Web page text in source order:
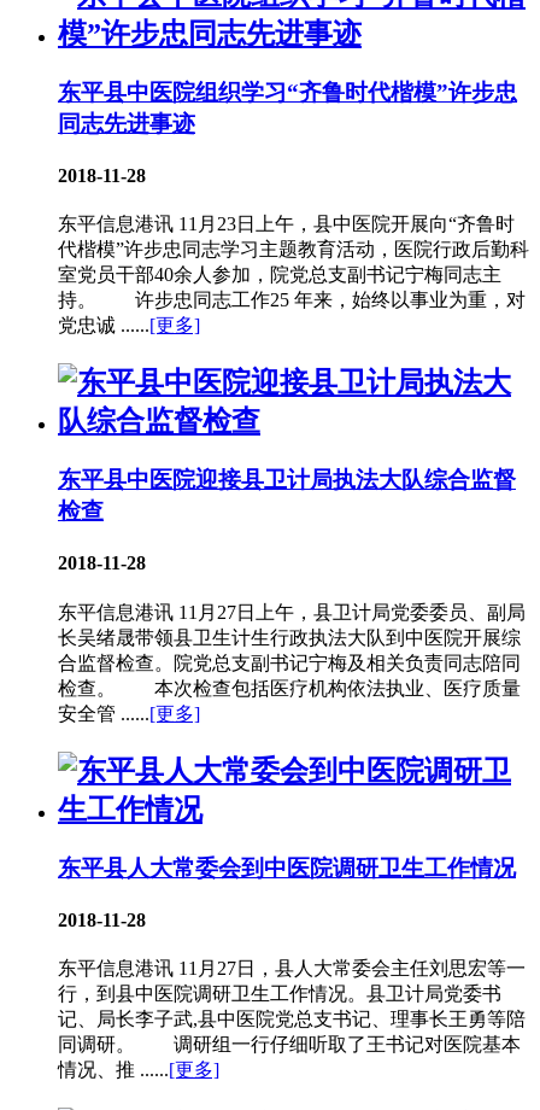
东平县中医院组织学习“齐鲁时代楷模”许步忠
同志先进事迹
2018-11-28
东平信息港讯 11月23日上午，县中医院开展向“齐鲁时
代楷模”许步忠同志学习主题教育活动，医院行政后勤科
室党员干部40余人参加，院党总支副书记宁梅同志主
持。 许步忠同志工作25 年来，始终以事业为重，对
党忠诚 ......[更多]
东平县中医院迎接县卫计局执法大队综合监督
检查
2018-11-28
东平信息港讯 11月27日上午，县卫计局党委委员、副局
长吴绪晟带领县卫生计生行政执法大队到中医院开展综
合监督检查。院党总支副书记宁梅及相关负责同志陪同
检查。 本次检查包括医疗机构依法执业、医疗质量
安全管 ......[更多]
东平县人大常委会到中医院调研卫生工作情况
2018-11-28
东平信息港讯 11月27日，县人大常委会主任刘思宏等一
行，到县中医院调研卫生工作情况。县卫计局党委书
记、局长李子武,县中医院党总支书记、理事长王勇等陪
同调研。 调研组一行仔细听取了王书记对医院基本
情况、推 ......[更多]